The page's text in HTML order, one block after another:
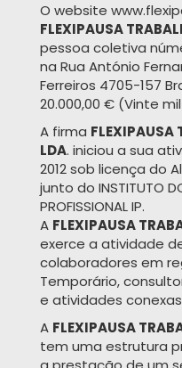
O website
FLEXIPAUSA
pessoa coletiva
na Rua António
Ferreiros 4705-157
20.000,00 € (Vinte mil
A firma FLEXIPAUSA
LDA. iniciou a sua
2012 sob licença do
junto do INSTITUTO
PROFISSIONAL IP.
A FLEXIPAUSA
exerce a atividade
colaboradores em
Temporário,
e atividades
A FLEXIPAUSA
tem uma estrutura